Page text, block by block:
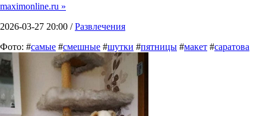
maximonline.ru »
2026-03-27 20:00 /Развлечения
Фото: #самые #смешные #шутки #пятницы #макет #саратова